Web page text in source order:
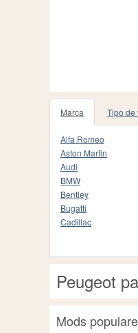
Marca Tipo de
Alfa Romeo
Aston Martin
Audi
BMW
Bentley
Bugatti
Cadillac
Peugeot
Mods